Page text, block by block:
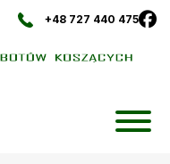
+48 727 440 475